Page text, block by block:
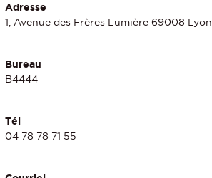
Adresse
1, Avenue des Frères Lumière 69008 Lyon
Bureau
B4444
Tél
04 78 78 71 55